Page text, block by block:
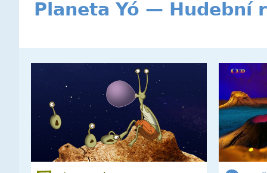
Planeta Yó — Hudební